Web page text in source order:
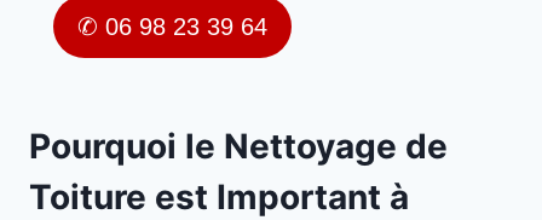
✆ 06 98 23 39 64
Pourquoi le Nettoyage de
Toiture est Important à